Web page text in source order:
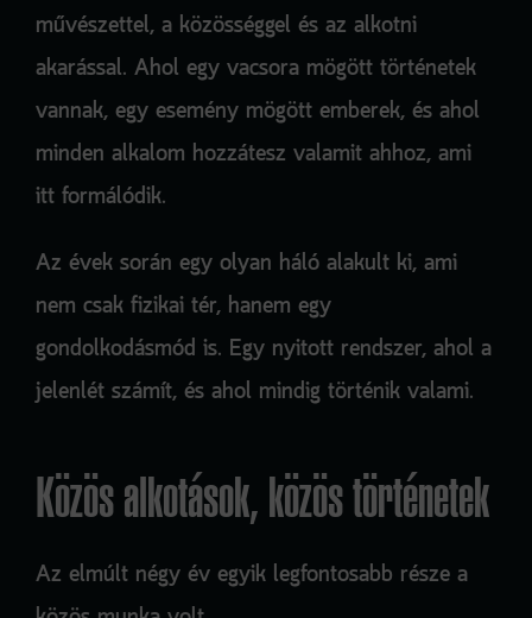
művészettel, a közösséggel és az alkotni
akarással. Ahol egy vacsora mögött történetek
vannak, egy esemény mögött emberek, és ahol
minden alkalom hozzátesz valamit ahhoz, ami
itt formálódik.
Az évek során egy olyan háló alakult ki, ami
nem csak fizikai tér, hanem egy
gondolkodásmód is. Egy nyitott rendszer, ahol a
jelenlét számít, és ahol mindig történik valami.
Közös alkotások, közös történetek
Az elmúlt négy év egyik legfontosabb része a